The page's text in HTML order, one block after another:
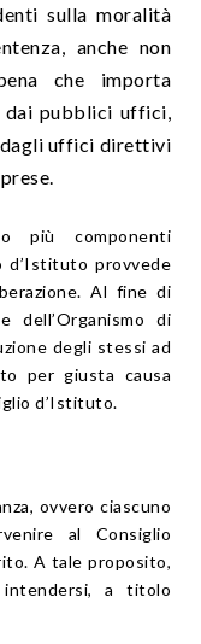
sulla moralità
anche non
che importa
dai pubblici uffici,
dagli uffici direttivi
più componenti
d’Istituto provvede
Al fine di
dell’Organismo di
degli stessi ad
per giusta causa
d’Istituto.
ovvero ciascuno
al Consiglio
A tale proposito,
a titolo